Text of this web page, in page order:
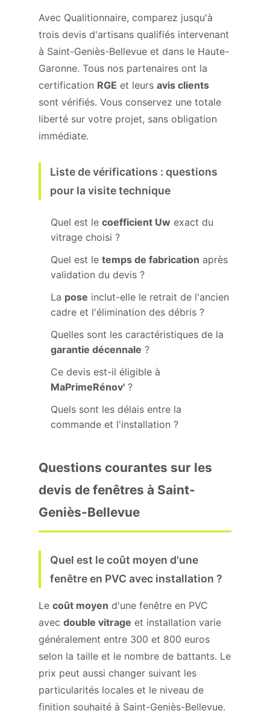
Avec Qualitionnaire, comparez jusqu'à
trois devis d'artisans qualifiés intervenant
à Saint-Geniès-Bellevue et dans le Haute-
Garonne. Tous nos partenaires ont la
certification RGE et leurs avis clients
sont vérifiés. Vous conservez une totale
liberté sur votre projet, sans obligation
immédiate.
Liste de vérifications : questions
pour la visite technique
Quel est le coefficient Uw exact du
vitrage choisi ?
Quel est le temps de fabrication après
validation du devis ?
La pose inclut-elle le retrait de l'ancien
cadre et l'élimination des débris ?
Quelles sont les caractéristiques de la
garantie décennale ?
Ce devis est-il éligible à
MaPrimeRénov' ?
Quels sont les délais entre la
commande et l'installation ?
Questions courantes sur les
devis de fenêtres à Saint-
Geniès-Bellevue
Quel est le coût moyen d'une
fenêtre en PVC avec installation ?
Le coût moyen d'une fenêtre en PVC
avec double vitrage et installation varie
généralement entre 300 et 800 euros
selon la taille et le nombre de battants. Le
prix peut aussi changer suivant les
particularités locales et le niveau de
finition souhaité à Saint-Geniès-Bellevue.